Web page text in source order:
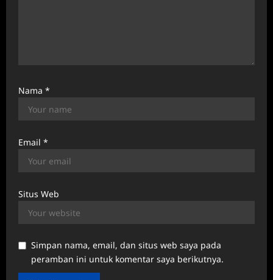
Nama *
Email *
Situs Web
Simpan nama, email, dan situs web saya pada
peramban ini untuk komentar saya berikutnya.